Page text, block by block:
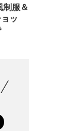
制服＆
ッ